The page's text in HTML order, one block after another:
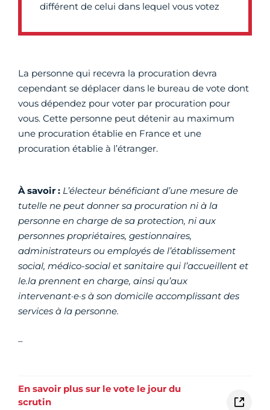
différent de celui dans lequel vous votez
La personne qui recevra la procuration devra
cependant se déplacer dans le bureau de vote dont
vous dépendez pour voter par procuration pour
vous. Cette personne peut détenir au maximum
une procuration établie en France et une
procuration établie à l’étranger.
À savoir : L’électeur bénéficiant d’une mesure de
tutelle ne peut donner sa procuration ni à la
personne en charge de sa protection, ni aux
personnes propriétaires, gestionnaires,
administrateurs ou employés de l’établissement
social, médico-social et sanitaire qui l’accueillent et
le.la prennent en charge, ainsi qu’aux
intervenant·e·s à son domicile accomplissant des
services à la personne.
En savoir plus sur le vote le jour du
scrutin